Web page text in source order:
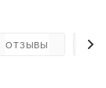
ОТЗЫВЫ